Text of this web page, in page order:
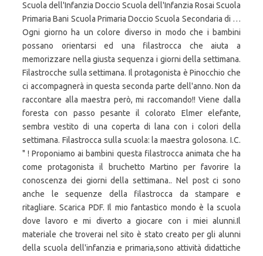
Scuola dell'Infanzia Doccio Scuola dell'Infanzia Rosai Scuola
Primaria Bani Scuola Primaria Doccio Scuola Secondaria di …
Ogni giorno ha un colore diverso in modo che i bambini
possano orientarsi ed una filastrocca che aiuta a
memorizzare nella giusta sequenza i giorni della settimana.
Filastrocche sulla settimana. Il protagonista è Pinocchio che
ci accompagnerà in questa seconda parte dell'anno. Non da
raccontare alla maestra però, mi raccomando!! Viene dalla
foresta con passo pesante il colorato Elmer elefante,
sembra vestito di una coperta di lana con i colori della
settimana. Filastrocca sulla scuola: la maestra golosona. I.C.
" ! Proponiamo ai bambini questa filastrocca animata che ha
come protagonista il bruchetto Martino per favorire la
conoscenza dei giorni della settimana.. Nel post ci sono
anche le sequenze della filastrocca da stampare e
ritagliare. Scarica PDF. Il mio fantastico mondo è la scuola
dove lavoro e mi diverto a giocare con i miei alunni.Il
materiale che troverai nel sito è stato creato per gli alunni
della scuola dell'infanzia e primaria,sono attività didattiche